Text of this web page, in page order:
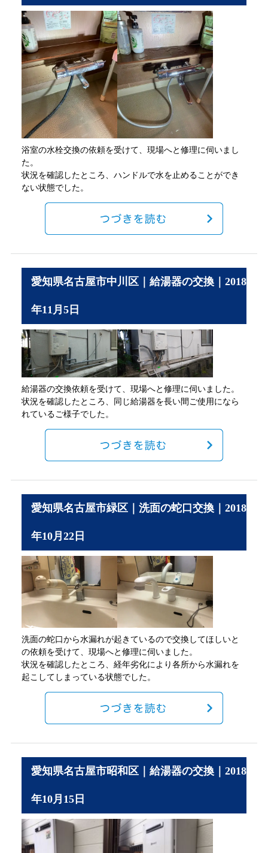
浴室の水栓交換の依頼を受けて、現場へと修理に伺いまし
た。
状況を確認したところ、ハンドルで水を止めることができ
ない状態でした。
愛知県名古屋市中川区｜給湯器の交換｜2018
年11月5日
給湯器の交換依頼を受けて、現場へと修理に伺いました。
状況を確認したところ、同じ給湯器を長い間ご使用になら
れているご様子でした。
愛知県名古屋市緑区｜洗面の蛇口交換｜2018
年10月22日
洗面の蛇口から水漏れが起きているので交換してほしいと
の依頼を受けて、現場へと修理に伺いました。
状況を確認したところ、経年劣化により各所から水漏れを
起こしてしまっている状態でした。
愛知県名古屋市昭和区｜給湯器の交換｜2018
年10月15日